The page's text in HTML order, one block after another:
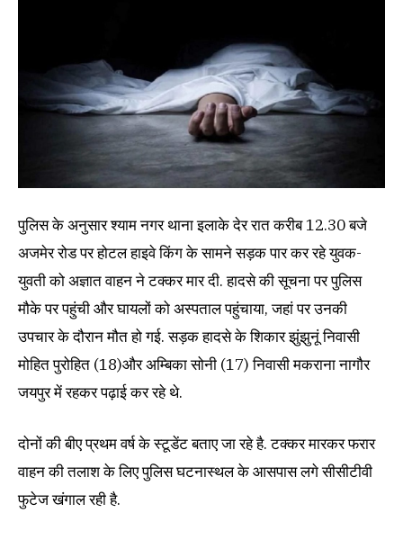
पुलिस के अनुसार श्याम नगर थाना इलाके देर रात करीब 12.30 बजे
अजमेर रोड पर होटल हाइवे किंग के सामने सड़क पार कर रहे युवक-
युवती को अज्ञात वाहन ने टक्कर मार दी. हादसे की सूचना पर पुलिस
मौके पर पहुंची और घायलों को अस्पताल पहुंचाया, जहां पर उनकी
उपचार के दौरान मौत हो गई. सड़क हादसे के शिकार झुंझुनूं निवासी
मोहित पुरोहित (18)और अम्बिका सोनी (17) निवासी मकराना नागौर
जयपुर में रहकर पढ़ाई कर रहे थे.
दोनों की बीए प्रथम वर्ष के स्टूडेंट बताए जा रहे है. टक्कर मारकर फरार
वाहन की तलाश के लिए पुलिस घटनास्थल के आसपास लगे सीसीटीवी
फुटेज खंगाल रही है.